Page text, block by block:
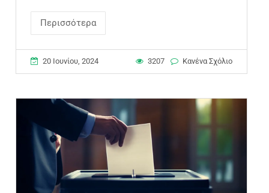
Περισσότερα
20 Ιουνίου, 2024 3207 Κανένα Σχόλιο